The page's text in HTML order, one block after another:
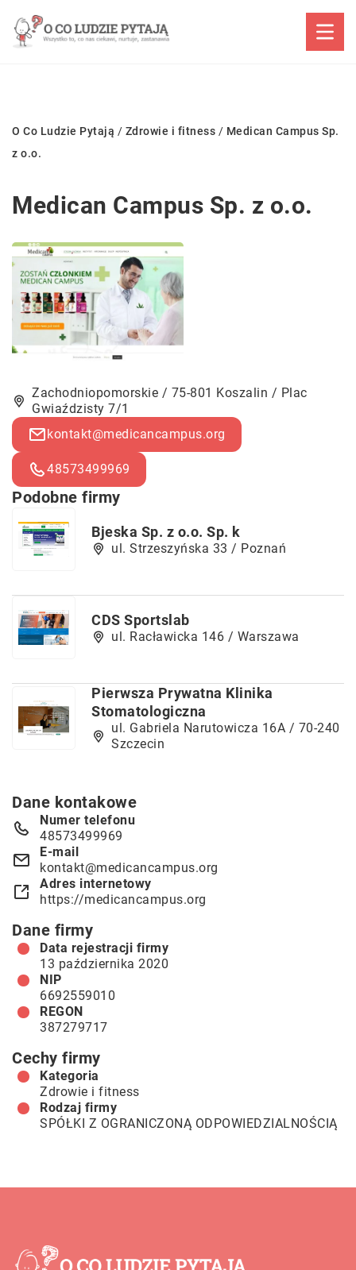
O Co Ludzie Pytają / Zdrowie i fitness / Medican Campus Sp.
z o.o.
Medican Campus Sp. z o.o.
Zachodniopomorskie / 75-801 Koszalin / Plac
Gwiaździsty 7/1
kontakt@medicancampus.org
48573499969
Podobne firmy
Bjeska Sp. z o.o. Sp. k
ul. Strzeszyńska 33 / Poznań
CDS Sportslab
ul. Racławicka 146 / Warszawa
Pierwsza Prywatna Klinika
Stomatologiczna
ul. Gabriela Narutowicza 16A / 70-240
Szczecin
Dane kontakowe
Numer telefonu
48573499969
E-mail
kontakt@medicancampus.org
Adres internetowy
https://medicancampus.org
Dane firmy
Data rejestracji firmy
13 października 2020
NIP
6692559010
REGON
387279717
Cechy firmy
Kategoria
Zdrowie i fitness
Rodzaj firmy
SPÓŁKI Z OGRANICZONĄ ODPOWIEDZIALNOŚCIĄ